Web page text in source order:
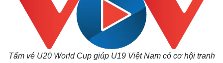
Tấm vé U20 World Cup giúp U19 Việt Nam có cơ hội tranh